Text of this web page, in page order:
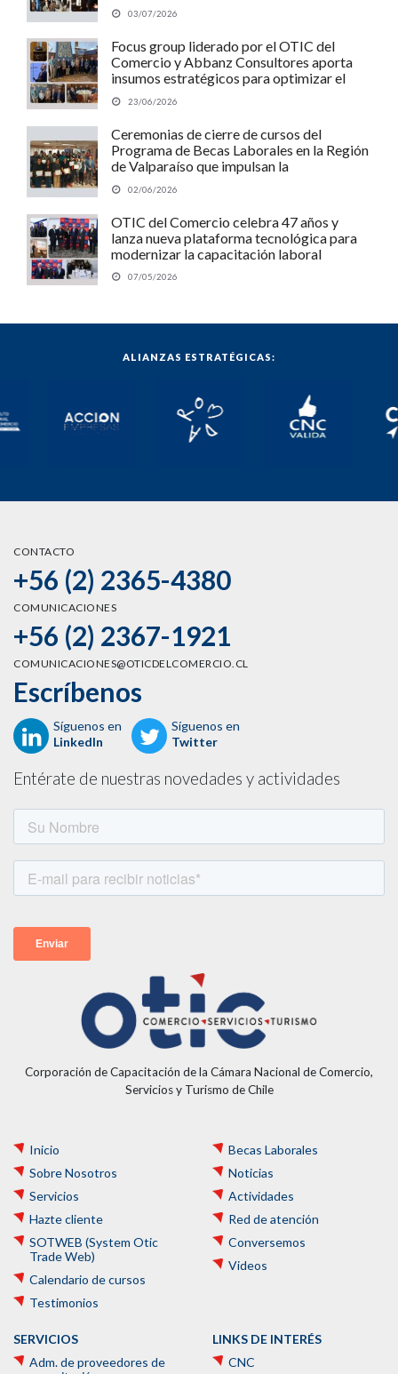
03/07/2026
Focus group liderado por el OTIC del
Comercio y Abbanz Consultores aporta
insumos estratégicos para optimizar el
Programa MIPE de SENCE y potenciar a
las pymes chilenas
23/06/2026
Ceremonias de cierre de cursos del
Programa de Becas Laborales en la Región
de Valparaíso que impulsan la
empleabilidad y el desarrollo regional.
02/06/2026
OTIC del Comercio celebra 47 años y
lanza nueva plataforma tecnológica para
modernizar la capacitación laboral
07/05/2026
ALIANZAS ESTRATÉGICAS:
CONTACTO
+56 (2) 2365-4380
COMUNICACIONES
+56 (2) 2367-1921
COMUNICACIONES@OTICDELCOMERCIO.CL
Escríbenos
Síguenos en
LinkedIn
Síguenos en
Twitter
Entérate de nuestras novedades y actividades
Corporación de Capacitación de la Cámara Nacional de Comercio,
Servicios y Turismo de Chile
Inicio
Sobre Nosotros
Servicios
Hazte cliente
SOTWEB (System Otic
Trade Web)
Calendario de cursos
Testimonios
Becas Laborales
Noticias
Actividades
Red de atención
Conversemos
Videos
SERVICIOS
Adm. de proveedores de
LINKS DE INTERÉS
CNC